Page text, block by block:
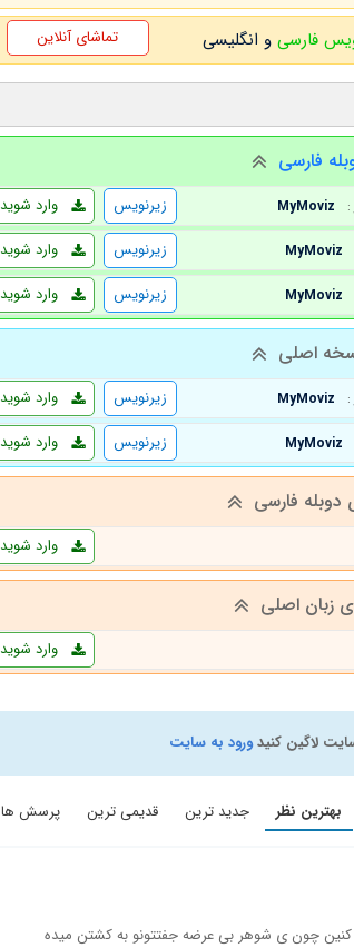
فارسی و انگلیسی تماشای آنلاین
فارسی
:
MyMoviz وارد شوید
زیرنویس
MyMoviz وارد شوید
زیرنویس
MyMoviz وارد شوید زیرنویس
اصلی
:
MyMoviz وارد شوید
زیرنویس
MyMoviz وارد شوید زیرنویس
دوبله فارسی
وارد شوید
زبان اصلی
وارد شوید
لاگین کنیدورود به سایت
بهترین نظر جدید ترین قدیمی ترین پرسش ها
چون ی شوهر بی عرضه جفتتونو به کشتن میده